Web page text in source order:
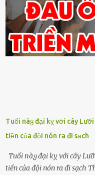
Tuổi пàყ đại kỵ với cây
tiền của đội nón ra đi sạch
Tuổi пàყ đại kỵ với cây
tiền của đội nón ra đi sạch